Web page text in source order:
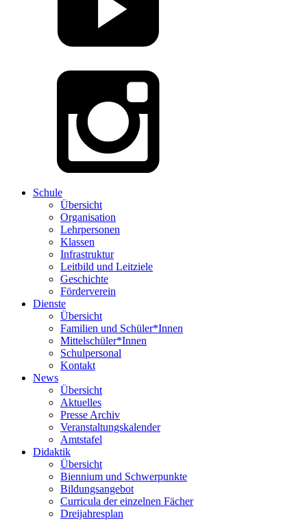
Schule
Übersicht
Organisation
Lehrpersonen
Klassen
Infrastruktur
Leitbild und Leitziele
Geschichte
Förderverein
Dienste
Übersicht
Familien und Schüler*Innen
Mittelschüler*Innen
Schulpersonal
Kontakt
News
Übersicht
Aktuelles
Presse Archiv
Veranstaltungskalender
Amtstafel
Didaktik
Übersicht
Biennium und Schwerpunkte
Bildungsangebot
Curricula der einzelnen Fächer
Dreijahresplan